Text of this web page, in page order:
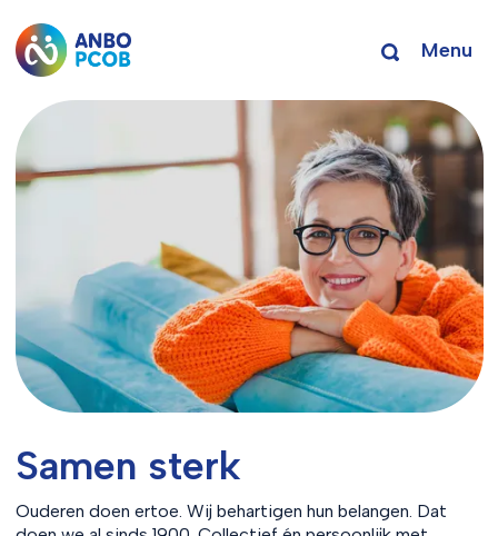
Menu
Samen sterk
Ouderen doen ertoe. Wij behartigen hun belangen. Dat